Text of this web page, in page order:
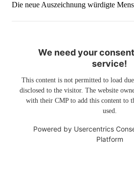
Die neue Auszeichnung würdigte
We need your
service!
This content is not permitted to load
disclosed to the visitor. The website
with their CMP to add this content to
used.
Powered by Usercentrics
Platform